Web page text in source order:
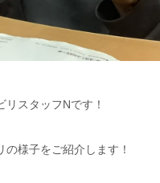
リスタッフNです！
の様子をご紹介します！